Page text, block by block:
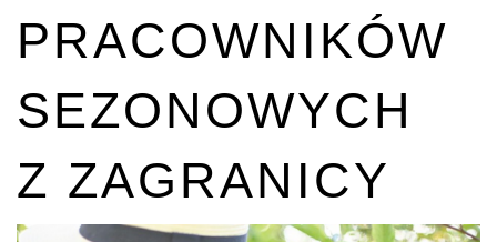
PRACOWNIKÓW
SEZONOWYCH
Z ZAGRANICY